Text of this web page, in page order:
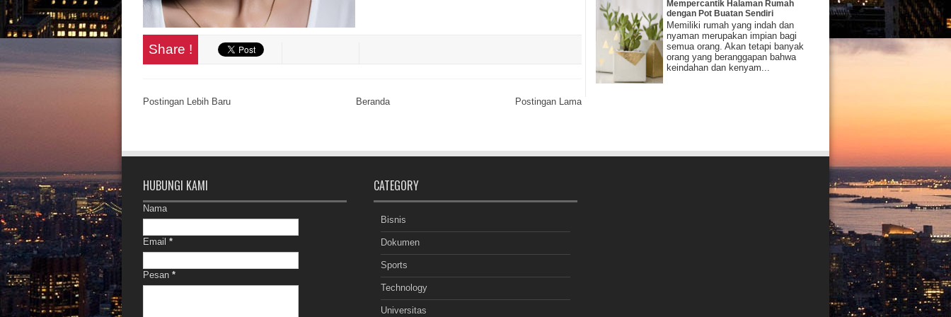
Share !
Postingan Lebih Baru Postingan Lama
Beranda
Mempercantik Halaman Rumah
dengan Pot Buatan Sendiri
Memiliki rumah yang indah dan
nyaman merupakan impian bagi
semua orang. Akan tetapi banyak
orang yang beranggapan bahwa
keindahan dan kenyam...
HUBUNGI KAMI
Nama
Email *
Pesan *
CATEGORY
Bisnis
Dokumen
Sports
Technology
Universitas